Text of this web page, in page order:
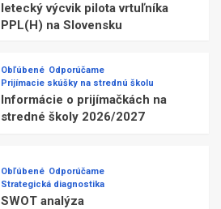
letecký výcvik pilota vrtuľníka
PPL(H) na Slovensku
Obľúbené Odporúčame
Prijímacie skúšky na strednú školu
Informácie o prijímačkách na
stredné školy 2026/2027
Obľúbené Odporúčame
Strategická diagnostika
SWOT analýza